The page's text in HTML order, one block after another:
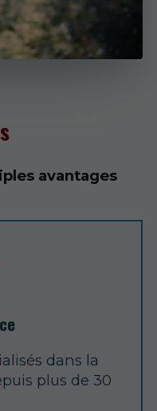
avantages
dans la
plus de 30